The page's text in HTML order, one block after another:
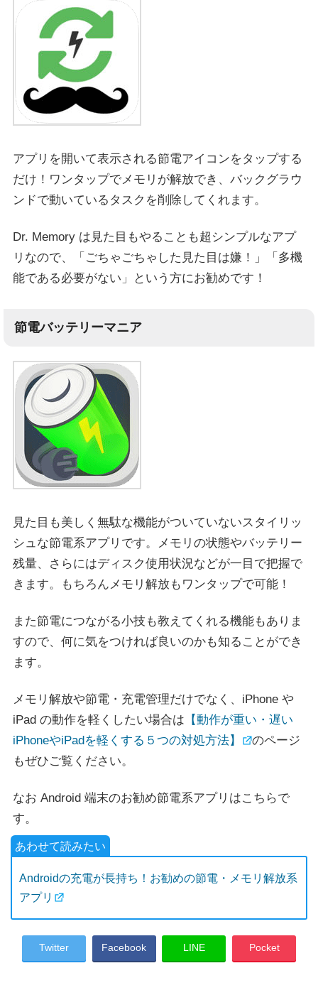
アプリを開いて表示される節電アイコンをタップする
だけ！ワンタップでメモリが解放でき、バックグラウ
ンドで動いているタスクを削除してくれます。
Dr. Memory は見た目もやることも超シンプルなアプ
リなので、「ごちゃごちゃした見た目は嫌！」「多機
能である必要がない」という方にお勧めです！
節電バッテリーマニア
見た目も美しく無駄な機能がついていないスタイリッ
シュな節電系アプリです。メモリの状態やバッテリー
残量、さらにはディスク使用状況などが一目で把握で
きます。もちろんメモリ解放もワンタップで可能！
また節電につながる小技も教えてくれる機能もありま
すので、何に気をつければ良いのかも知ることができ
ます。
メモリ解放や節電・充電管理だけでなく、iPhone や
iPad の動作を軽くしたい場合は 【動作が重い・遅い
iPhoneやiPadを軽くする５つの対処方法】
のページ
もぜひご覧ください。
なお Android 端末のお勧め節電系アプリはこちらで
す。
Androidの充電が長持ち！お勧めの節電・メモリ解放系
アプリ
Twitter Facebook LINE Pocket